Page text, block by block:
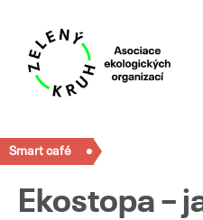
Smart café
Ekostopa –